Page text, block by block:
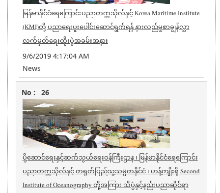
မြန်မာနိုင်ငံရေကြောင်းပညာတက္ကသိုလ်နှင့် Korea Maritime Institute
(KMI)တို့ ပညာရေးပူးပေါင်းဆောင်ရွက်ရန် နားလည်မှုစာချွန်လွှာ
လက်မှတ်ရေးထိုးပွဲအခမ်းအနား
9/6/2019 4:17:04 AM
News
26
ပို့ဆောင်ရေးနှင့်ဆက်သွယ်ရေးဝန်ကြီးဌာန ၊ မြန်မာနိုင်ငံရေကြောင်း
ပညာတက္ကသိုလ်နှင့် တရုတ်ပြည်သူ့သမ္မတနိုင်ငံ ၊ ဟန့်ကျိုးရှိ Second
Institute of Oceanography တို့အကြား သိပ္ပံနှင့်နည်းပညာဆိုင်ရာ